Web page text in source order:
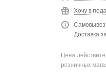
Хочу в
Самовывоз
Доставка
Цена
розничных